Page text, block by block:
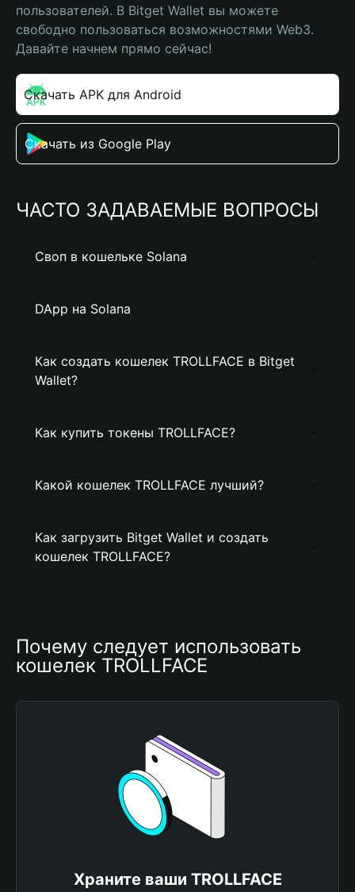
пользователей. В Bitget Wallet вы можете
свободно пользоваться возможностями Web3.
Давайте начнем прямо сейчас!
Скачать APK для Android
Скачать из Google Play
ЧАСТО ЗАДАВАЕМЫЕ ВОПРОСЫ
Своп в кошельке Solana
DApp на Solana
Как создать кошелек TROLLFACE в Bitget
Wallet?
Как купить токены TROLLFACE?
Какой кошелек TROLLFACE лучший?
Как загрузить Bitget Wallet и создать
кошелек TROLLFACE?
Почему следует использовать
кошелек TROLLFACE
Храните ваши TROLLFACE